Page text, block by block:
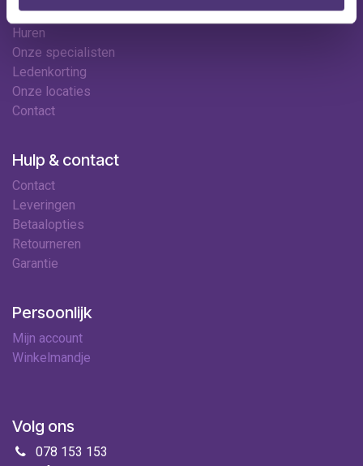
Shop
Huren
Onze specialisten
Ledenkorting
Onze locaties
Contact
Hulp & contact
Contact
Leveringen
Betaalopties
Retourneren
Garantie
Persoonlijk
Mijn account
Winkelmandje
Volg ons
078 153 153